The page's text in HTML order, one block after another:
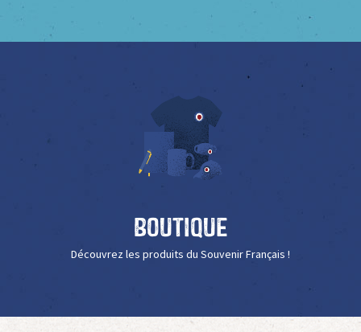
Boutique
Découvrez les produits du Souvenir Français !